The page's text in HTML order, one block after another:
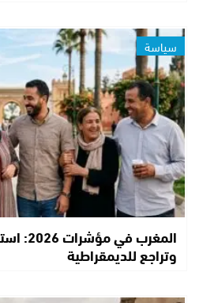
سياسة
وتراجع للديمقراطية